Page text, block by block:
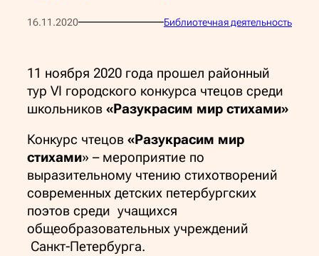
16.11.2020 Библиотечная деятельность
11 ноября 2020 года прошел районный
тур VI городского конкурса чтецов среди
школьников «Разукрасим мир стихами»
Конкурс чтецов «Разукрасим мир
стихами» – мероприятие по
выразительному чтению стихотворений
современных детских петербургских
поэтов среди учащихся
общеобразовательных учреждений
Санкт-Петербурга.